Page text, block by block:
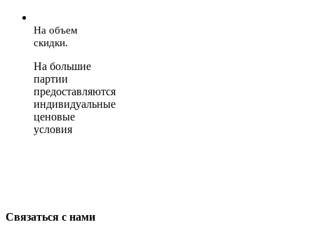
На объем
скидки.
На большие
партии
предоставляются
индивидуальные
ценовые
условия
Связаться с нами